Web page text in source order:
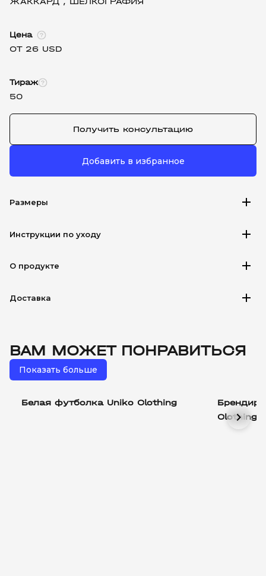
Цена
ОТ 26 USD
Тираж
50
Получить консультацию
Добавить в избранное
Размеры add
Инструкции по уходу add
О продукте add
Доставка add
ВАМ МОЖЕТ ПОНРАВИТЬСЯ
Показать больше
Белая футболка Uniko Clothing
Clothing
chevron_right